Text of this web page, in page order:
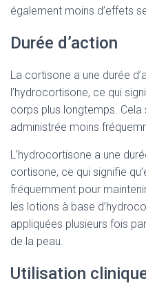
également moins d’effets
Durée d’action
La cortisone a une durée
l’hydrocortisone, ce qui
corps plus longtemps. Cela
administrée moins
L’hydrocortisone a une
cortisone, ce qui signifie
fréquemment pour
les lotions à base
appliquées plusieurs fois
de la peau.
Utilisation